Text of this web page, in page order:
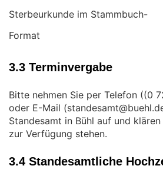
Sterbeurkunde im Stammbuch-
Format
3.3 Terminvergabe
Bitte nehmen Sie per Telefon (
oder E-Mail (
Standesamt in Bühl auf und
zur Verfügung stehen.
3.4 Standesamtliche